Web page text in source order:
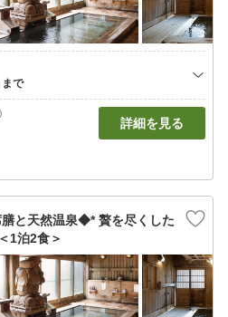
詳細を見る
と天然温泉◆* 贅を尽くした
1泊2食＞